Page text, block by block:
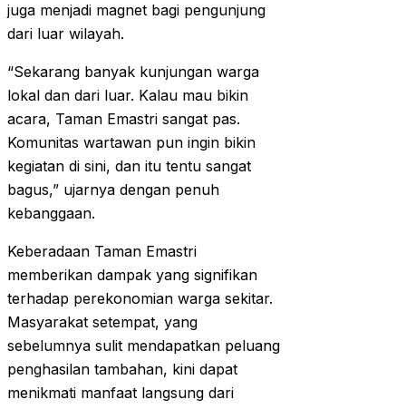
juga menjadi magnet bagi pengunjung
dari luar wilayah.
“Sekarang banyak kunjungan warga
lokal dan dari luar. Kalau mau bikin
acara, Taman Emastri sangat pas.
Komunitas wartawan pun ingin bikin
kegiatan di sini, dan itu tentu sangat
bagus,” ujarnya dengan penuh
kebanggaan.
Keberadaan Taman Emastri
memberikan dampak yang signifikan
terhadap perekonomian warga sekitar.
Masyarakat setempat, yang
sebelumnya sulit mendapatkan peluang
penghasilan tambahan, kini dapat
menikmati manfaat langsung dari